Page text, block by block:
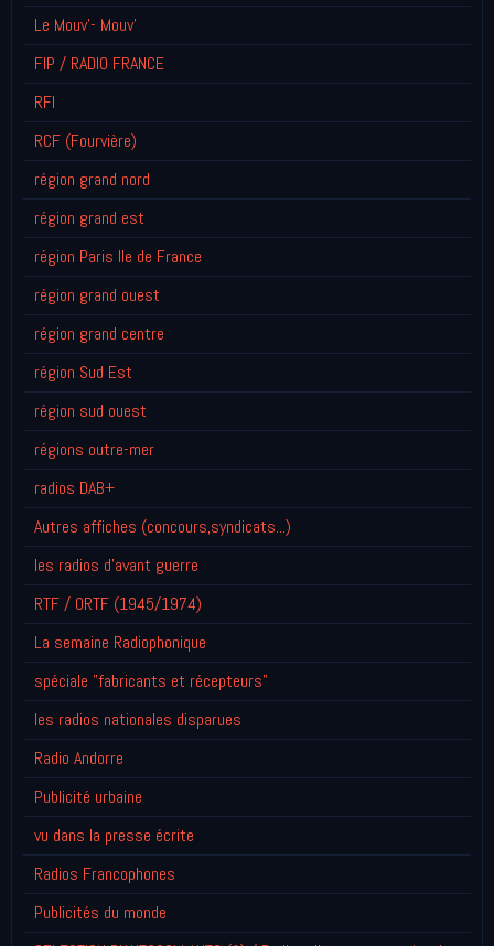
Le Mouv'- Mouv'
FIP / RADIO FRANCE
RFI
RCF (Fourvière)
région grand nord
région grand est
région Paris Ile de France
région grand ouest
région grand centre
région Sud Est
région sud ouest
régions outre-mer
radios DAB+
Autres affiches (concours,syndicats...)
les radios d'avant guerre
RTF / ORTF (1945/1974)
La semaine Radiophonique
spéciale "fabricants et récepteurs"
les radios nationales disparues
Radio Andorre
Publicité urbaine
vu dans la presse écrite
Radios Francophones
Publicités du monde